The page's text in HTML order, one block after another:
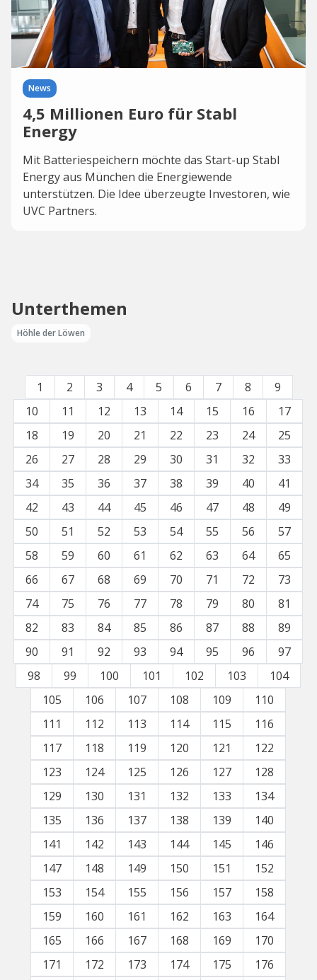
News
4,5 Millionen Euro für Stabl
Energy
Mit Batteriespeichern möchte das Start-up Stabl
Energy aus München die Energiewende
unterstützen. Die Idee überzeugte Investoren, wie
UVC Partners.
Unterthemen
Höhle der Löwen
1 2 3 4 5 6 7 8
9
10
11 12 13 14 15 16
17
18
19 20 21 22 23 24
25
26
27 28 29 30 31 32
33
34
35 36 37 38 39 40
41
42
43 44 45 46 47 48
49
50
51 52 53 54 55 56
57
58
59 60 61 62 63 64
65
66
67 68 69 70 71 72
73
74
75 76 77 78 79 80
81
82
83 84 85 86 87 88
89
90
91 92 93 94 95 96
97
98
99 100 101 102 103
104
105
106 107 108 109
110
111
112 113 114 115
116
117
118 119 120 121
122
123
124 125 126 127
128
129
130 131 132 133
134
135
136 137 138 139
140
141
142 143 144 145
146
147
148 149 150 151
152
153
154 155 156 157
158
159
160 161 162 163
164
165
166 167 168 169
170
171
172 173 174 175
176